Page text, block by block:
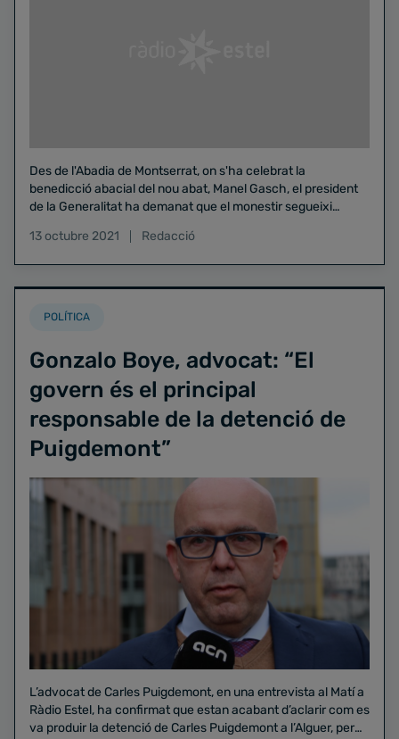
Des de l'Abadia de Montserrat, on s'ha celebrat la
benedicció abacial del nou abat, Manel Gasch, el president
de la Generalitat ha demanat que el monestir segueixi
13 octubre 2021 Redacció
POLÍTICA
Gonzalo Boye, advocat: “El
govern és el principal
responsable de la detenció de
Puigdemont”
L’advocat de Carles Puigdemont, en una entrevista al Matí a
Ràdio Estel, ha confirmat que estan acabant d’aclarir com es
va produir la detenció de Carles Puigdemont a l’Alguer, per